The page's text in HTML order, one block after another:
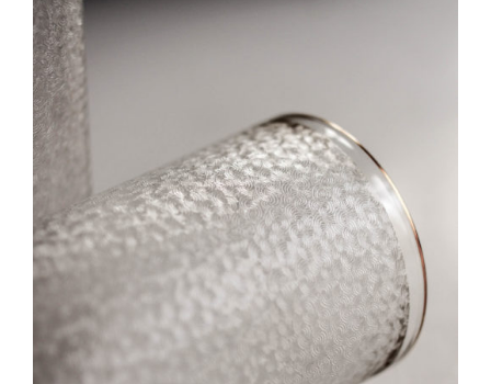
Direction créative
Références
Podcasts
Blog
TEDx